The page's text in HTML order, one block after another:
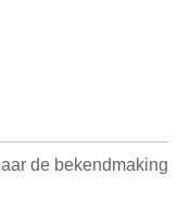
de bekendmaking